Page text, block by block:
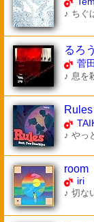
♪ ちぐ
るろ
菅
♪ 息を
♪ やっ
room
iri
♪ 切な